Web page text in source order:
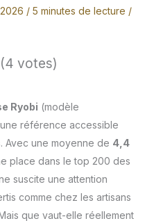
/ 5 minutes de lecture /
votes)
Ryobi (modèle
référence accessible
Avec une moyenne de 4,4
place dans le top 200 des
suscite une attention
comme chez les artisans
que vaut-elle réellement